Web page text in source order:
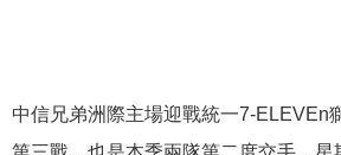
中信兄弟洲際主場迎戰統一7-ELEVEn